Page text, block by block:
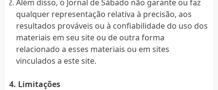
Além disso, o Jornal de Sábado não garante ou faz
qualquer representação relativa à precisão, aos
resultados prováveis ​​ou à confiabilidade do uso dos
materiais em seu site ou de outra forma
relacionado a esses materiais ou em sites
vinculados a este site.
4. Limitações